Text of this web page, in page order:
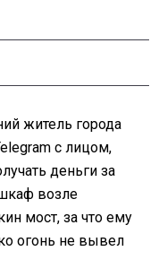
житель города
с лицом,
деньги за
возле
мост, за что ему
огонь не вывел